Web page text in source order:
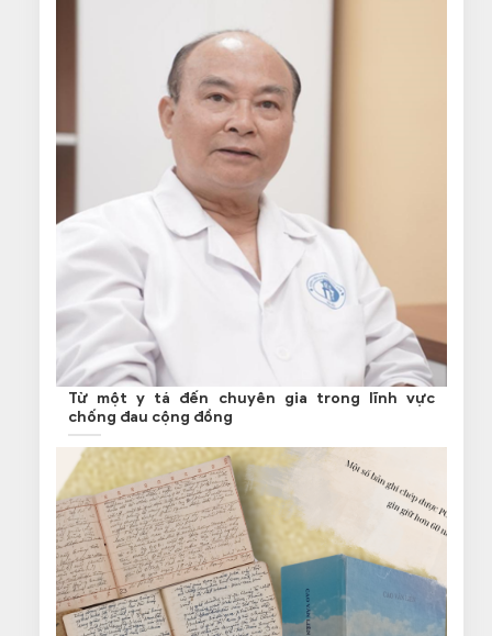
Từ một y tá đến chuyên gia trong lĩnh vực
chống đau cộng đồng